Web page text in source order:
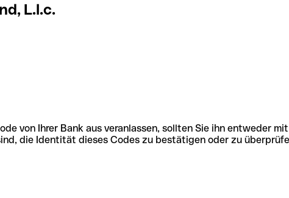
L.l.c.
von Ihrer Bank aus veranlassen, sollten Sie ihn entweder
die Identität dieses Codes zu bestätigen oder zu